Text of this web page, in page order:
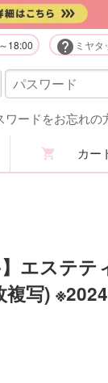
18:00 help ミヤタ
ワードをお忘れの
家電
カー
エステ
写)